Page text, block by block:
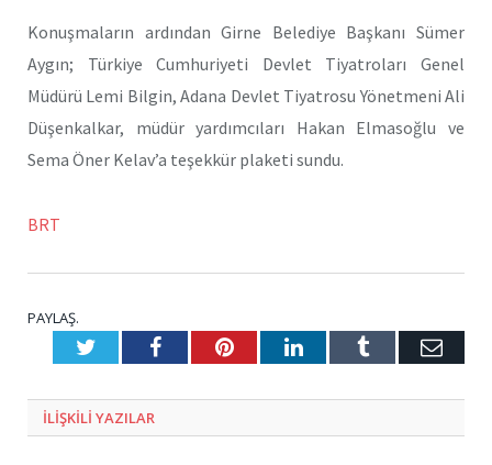
Konuşmaların ardından Girne Belediye Başkanı Sümer
Aygın; Türkiye Cumhuriyeti Devlet Tiyatroları Genel
Müdürü Lemi Bilgin, Adana Devlet Tiyatrosu Yönetmeni Ali
Düşenkalkar, müdür yardımcıları Hakan Elmasoğlu ve
Sema Öner Kelav’a teşekkür plaketi sundu.
BRT
PAYLAŞ.
TwitterFacebookPinterestLinkedInTumblr E-
ILIŞKILI YAZILAR